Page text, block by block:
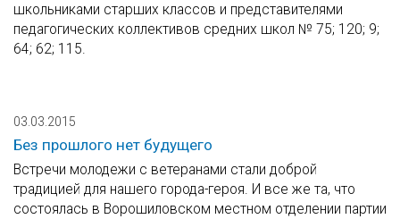
школьниками старших классов и представителями
педагогических коллективов средних школ № 75; 120; 9;
64; 62; 115.
03.03.2015
Без прошлого нет будущего
Встречи молодежи с ветеранами стали доброй
традицией для нашего города-героя. И все же та, что
состоялась в Ворошиловском местном отделении партии